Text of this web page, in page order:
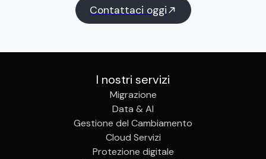
Contattaci oggi
I nostri servizi
Migrazione
Data & AI
Gestione del Cambiamento
Cloud Servizi
Protezione digitale